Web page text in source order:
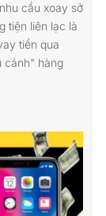
cầu xoay sở
tiện liên lạc là
tiền qua
cánh" hàng